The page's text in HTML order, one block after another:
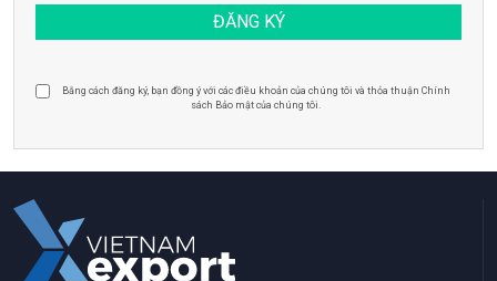
Bằng cách đăng ký, bạn đồng ý với các điều khoản của chúng tôi và thỏa thuận Chính
sách Bảo mật của chúng tôi.